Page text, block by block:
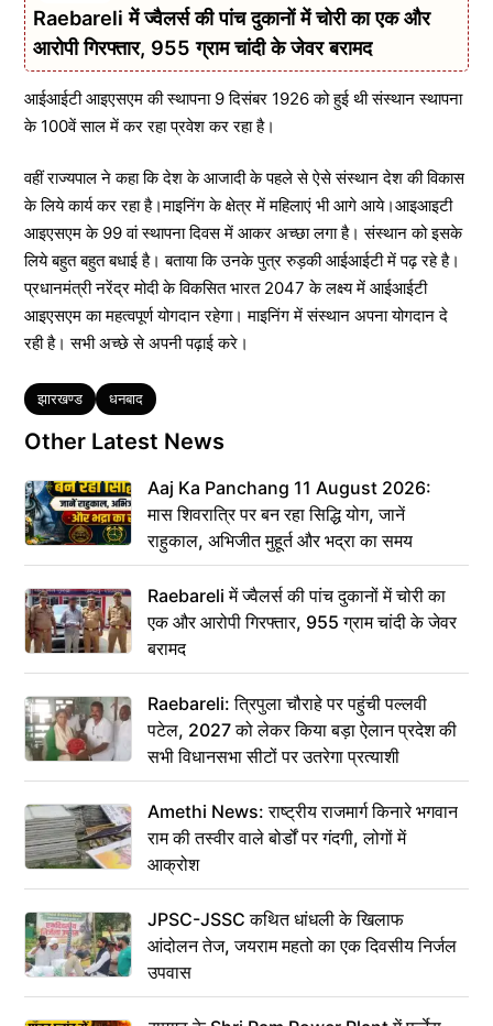
Raebareli में ज्वैलर्स की पांच दुकानों में चोरी का एक और
आरोपी गिरफ्तार, 955 ग्राम चांदी के जेवर बरामद
आईआईटी आइएसएम की स्थापना 9 दिसंबर 1926 को हुई थी संस्थान स्थापना
के 100वें साल में कर रहा प्रवेश कर रहा है।
वहीं राज्यपाल ने कहा कि देश के आजादी के पहले से ऐसे संस्थान देश की विकास
के लिये कार्य कर रहा है।माइनिंग के क्षेत्र में महिलाएं भी आगे आये।आइआइटी
आइएसएम के 99 वां स्थापना दिवस में आकर अच्छा लगा है। संस्थान को इसके
लिये बहुत बहुत बधाई है। बताया कि उनके पुत्र रुड़की आईआईटी में पढ़ रहे है।
प्रधानमंत्री नरेंद्र मोदी के विकसित भारत 2047 के लक्ष्य में आईआईटी
आइएसएम का महत्वपूर्ण योगदान रहेगा। माइनिंग में संस्थान अपना योगदान दे
रही है। सभी अच्छे से अपनी पढ़ाई करे।
Tags
झारखण्ड धनबाद
Other Latest News
Aaj Ka Panchang 11 August 2026:
मास शिवरात्रि पर बन रहा सिद्धि योग, जानें
राहुकाल, अभिजीत मुहूर्त और भद्रा का समय
Raebareli में ज्वैलर्स की पांच दुकानों में चोरी का
एक और आरोपी गिरफ्तार, 955 ग्राम चांदी के जेवर
बरामद
Raebareli: त्रिपुला चौराहे पर पहुंची पल्लवी
पटेल, 2027 को लेकर किया बड़ा ऐलान प्रदेश की
सभी विधानसभा सीटों पर उतरेगा प्रत्याशी
Amethi News: राष्ट्रीय राजमार्ग किनारे भगवान
राम की तस्वीर वाले बोर्डों पर गंदगी, लोगों में
आक्रोश
JPSC-JSSC कथित धांधली के खिलाफ
आंदोलन तेज, जयराम महतो का एक दिवसीय निर्जल
उपवास